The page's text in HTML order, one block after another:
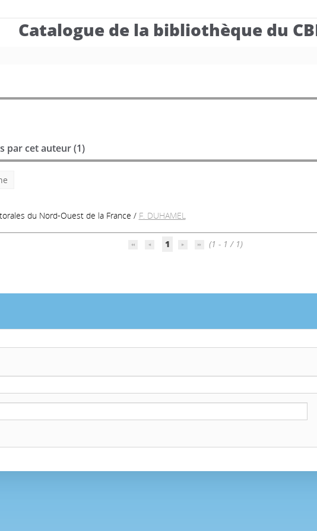
Catalogue de la bibliothèque du
par cet auteur (1)
du Nord-Ouest de la France / F. DUHAMEL
1 (1 - 1 / 1)